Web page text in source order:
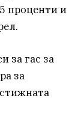
проценти и
за гас за
за